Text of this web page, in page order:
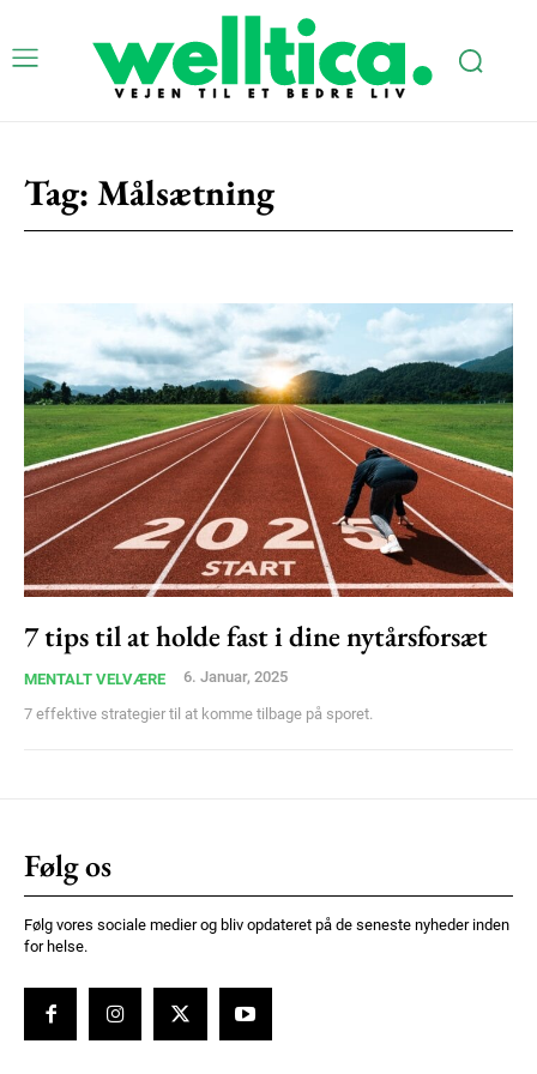
Subscription Plans
Free limited access
Gratis / forever
Etiam est nibh, lobortis sit
Praesent euismod ac
Ut mollis pellentesque tortor
Nullam eu erat condimentum
Orci varius natoque dolor
Member full access
100DKK
Etiam est nibh, lobortis sit
Tag: Målsætning
7 tips til at holde fast i dine nytårsforsæt
MENTALT VELVÆRE 6. Januar, 2025
7 effektive strategier til at komme tilbage på sporet.
Følg os
Følg vores sociale medier og bliv opdateret på de seneste nyheder inden
for helse.